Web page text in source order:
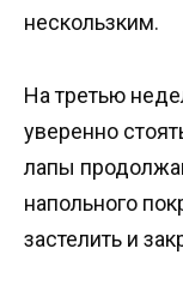
нескользким.
На третью
уверенно
лапы
напольного
застелить и